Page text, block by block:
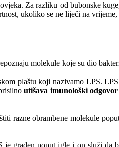
Za razliku od bubonske
ukoliko se ne liječi na
molekule koje su dio
plaštu koji nazivamo LPS.
utišava imunološki
obrambene molekule
građen poput igle i on služi da